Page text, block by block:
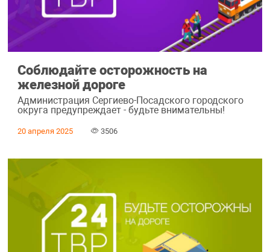
Соблюдайте осторожность на
железной дороге
Администрация Сергиево-Посадского городского
округа предупреждает - будьте внимательны!
20 апреля 2025 3506